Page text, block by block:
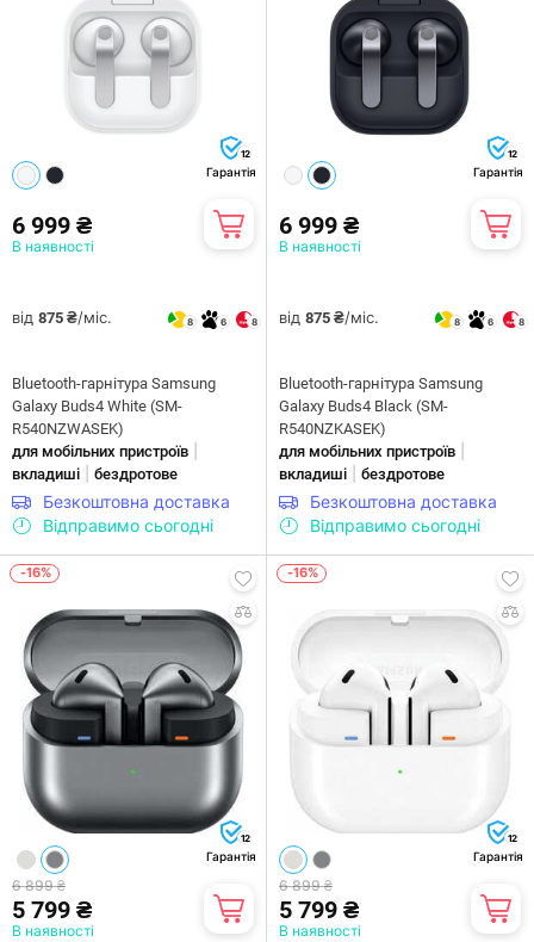
12
Гарантія
6 999 ₴
В наявності
від 875 ₴/міс. 8 6 8
Bluetooth-гарнітура Samsung
Galaxy Buds4 White (SM-
R540NZWASEK)
для мобільних пристроїв
вкладиші бездротове
Безкоштовна доставка
Відправимо сьогодні
12
Гарантія
6 999 ₴
В наявності
від 875 ₴/міс. 8 6 8
Bluetooth-гарнітура Samsung
Galaxy Buds4 Black (SM-
R540NZKASEK)
для мобільних пристроїв
вкладиші бездротове
Безкоштовна доставка
Відправимо сьогодні
-16%
12
Гарантія
6 899 ₴
5 799 ₴
В наявності
-16%
12
Гарантія
6 899 ₴
5 799 ₴
В наявності